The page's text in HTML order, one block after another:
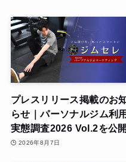
プレスリリース掲載のお
らせ｜パーソナルジム利用
実態調査2026 Vol.2を公開
2026年8月7日